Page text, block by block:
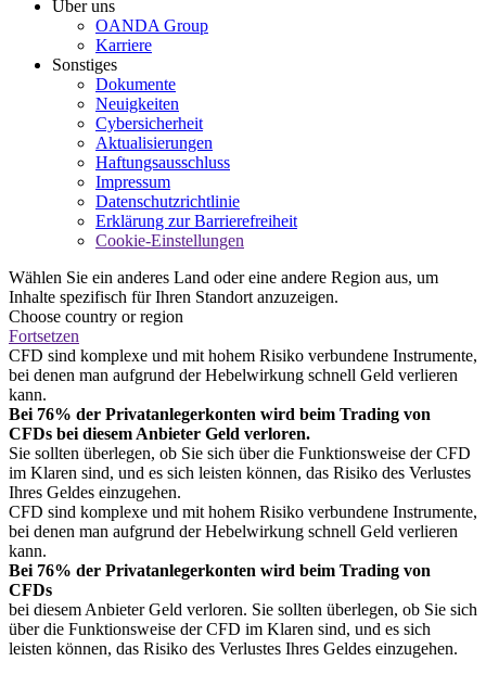
Über uns
OANDA Group
Karriere
Sonstiges
Dokumente
Neuigkeiten
Cybersicherheit
Aktualisierungen
Haftungsausschluss
Impressum
Datenschutzrichtlinie
Erklärung zur Barrierefreiheit
Cookie-Einstellungen
Wählen Sie ein anderes Land oder eine andere Region aus, um
Inhalte spezifisch für Ihren Standort anzuzeigen.
Choose country or region
Fortsetzen
CFD sind komplexe und mit hohem Risiko verbundene Instrumente,
bei denen man aufgrund der Hebelwirkung schnell Geld verlieren
kann.
Bei 76% der Privatanlegerkonten wird beim Trading von
CFDs bei diesem Anbieter Geld verloren.
Sie sollten überlegen, ob Sie sich über die Funktionsweise der CFD
im Klaren sind, und es sich leisten können, das Risiko des Verlustes
Ihres Geldes einzugehen.
CFD sind komplexe und mit hohem Risiko verbundene Instrumente,
bei denen man aufgrund der Hebelwirkung schnell Geld verlieren
kann.
Bei 76% der Privatanlegerkonten wird beim Trading von
CFDs
bei diesem Anbieter Geld verloren. Sie sollten überlegen, ob Sie sich
über die Funktionsweise der CFD im Klaren sind, und es sich
leisten können, das Risiko des Verlustes Ihres Geldes einzugehen.